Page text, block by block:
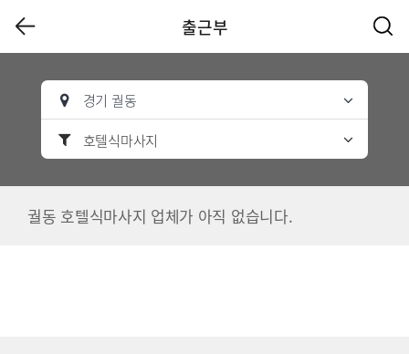
출근부
경기 궐동
호텔식마사지
궐동 호텔식마사지 업체가 아직 없습니다.